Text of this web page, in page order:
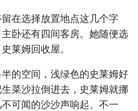
在选择放置地点这几个字
卧还有四间客房。她随便选
莱姆回收屋。
的空间，浅绿色的史莱姆好
菜沙拉倒进去，史莱姆就挪
可闻的沙沙声响起。不一